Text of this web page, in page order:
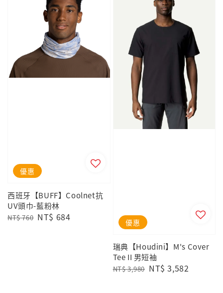
優惠
西班牙【BUFF】Coolnet抗
UV頭巾-藍粉林
Regular
NT$ 760 Sale
NT$ 684 優惠
瑞典【Houdini】M's Cover
Tee II 男短袖
Regular
NT$ 3,980 Sale
NT$ 3,582